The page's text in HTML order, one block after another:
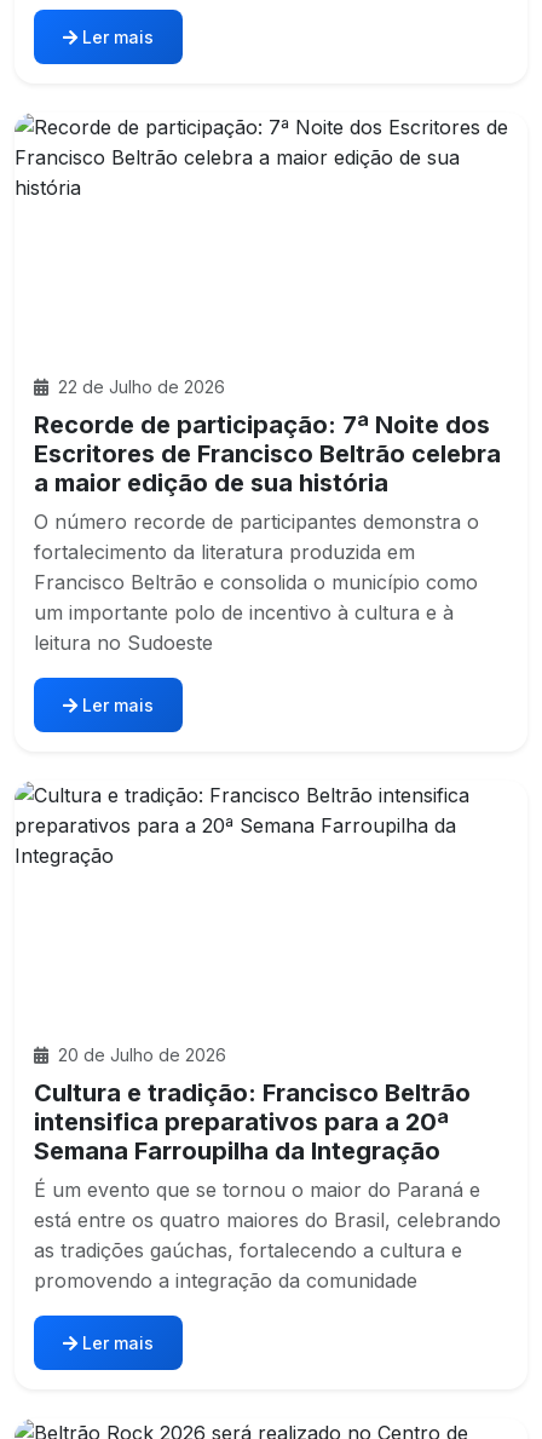
Ler mais
22 de Julho de 2026
Recorde de participação: 7ª Noite dos
Escritores de Francisco Beltrão celebra
a maior edição de sua história
O número recorde de participantes demonstra o
fortalecimento da literatura produzida em
Francisco Beltrão e consolida o município como
um importante polo de incentivo à cultura e à
leitura no Sudoeste
Ler mais
20 de Julho de 2026
Cultura e tradição: Francisco Beltrão
intensifica preparativos para a 20ª
Semana Farroupilha da Integração
É um evento que se tornou o maior do Paraná e
está entre os quatro maiores do Brasil, celebrando
as tradições gaúchas, fortalecendo a cultura e
promovendo a integração da comunidade
Ler mais